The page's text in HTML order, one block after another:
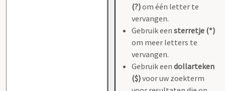
(?)om één letter te
vervangen.
Gebruik een sterretje (*)
om meer letters te
vervangen.
Gebruik een dollarteken
($)voor uw zoekterm